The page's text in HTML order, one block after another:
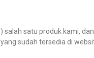
satu produk kami,
sudah tersedia di